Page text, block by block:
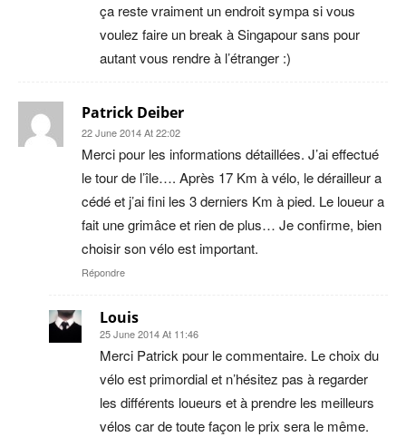
ça reste vraiment un endroit sympa si vous
voulez faire un break à Singapour sans pour
autant vous rendre à l’étranger :)
Patrick Deiber
22 June 2014 At 22:02
Merci pour les informations détaillées. J’ai effectué
le tour de l’île…. Après 17 Km à vélo, le dérailleur a
cédé et j’ai fini les 3 derniers Km à pied. Le loueur a
fait une grimâce et rien de plus… Je confirme, bien
choisir son vélo est important.
Répondre
Louis
25 June 2014 At 11:46
Merci Patrick pour le commentaire. Le choix du
vélo est primordial et n’hésitez pas à regarder
les différents loueurs et à prendre les meilleurs
vélos car de toute façon le prix sera le même.